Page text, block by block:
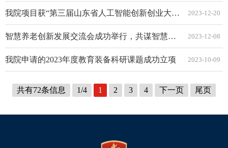
我院项目获“第三届山东省人工智能创新创业大赛”二等奖 2023-12-20
智慧养老创新发展交流会成功举行，共谋智慧养老产业未来发展 2023-12-08
我院申请的2023年度教育装备科研课题成功立项 2023-10-09
共有72条信息 1/4 1 2 3 4 下一页 尾页